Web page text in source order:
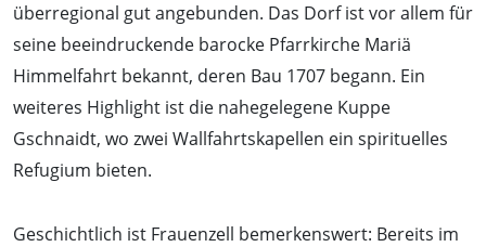
überregional gut angebunden. Das Dorf ist vor allem für
seine beeindruckende barocke Pfarrkirche Mariä
Himmelfahrt bekannt, deren Bau 1707 begann. Ein
weiteres Highlight ist die nahegelegene Kuppe
Gschnaidt, wo zwei Wallfahrtskapellen ein spirituelles
Refugium bieten.
Geschichtlich ist Frauenzell bemerkenswert: Bereits im